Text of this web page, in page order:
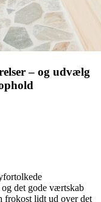
– og udvælg
det gode værtskab
frokost lidt ud over det